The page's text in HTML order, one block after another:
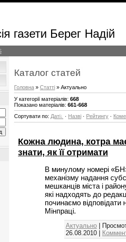
газети Берег Надій
Каталог статей
Головна » Статті » Актуально
У категорії матеріалів: 668
Показано матеріалів: 661-668
Сортувати по: Даті · Назві · Рейтингу ·
Кожна людина, котра
знати, як її отримати
В минулому номері
механізму надання
мешканців міста і
які надходять до
починаємо відповідати
Мінпраці.
Актуально |
26.08.2010 |